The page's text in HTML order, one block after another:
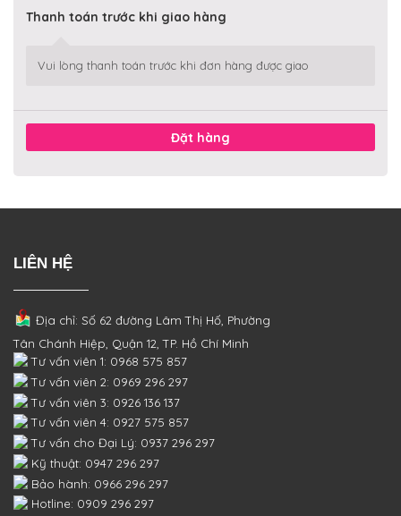
Thanh toán trước khi giao hàng
Vui lòng thanh toán trước khi đơn hàng được giao
Đặt hàng
LIÊN HỆ
Địa chỉ: Số 62 đường Lâm Thị Hố, Phường
Tân Chánh Hiệp, Quận 12, TP. Hồ Chí Minh
Tư vấn viên 1: 0968 575 857
Tư vấn viên 2: 0969 296 297
Tư vấn viên 3: 0926 136 137
Tư vấn viên 4: 0927 575 857
Tư vấn cho Đại Lý: 0937 296 297
Kỹ thuật: 0947 296 297
Bảo hành: 0966 296 297
Hotline: 0909 296 297